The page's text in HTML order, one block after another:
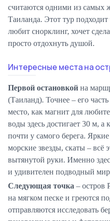
считаются одними из самых
Таиланда. Этот тур
любит снорклинг, хочет
просто отдохнуть душой.
Интересные места на
Первой остановкой на
(Таиланд). Точнее – его
место, как магнит для
воды здесь достигает 30 м,
почти у самого берега.
морские звезды, скаты – всё
вытянутой руки. Именно
и удивителен подводный
Следующая точка – остров
на мягком песке и греются
отправляются исследовать